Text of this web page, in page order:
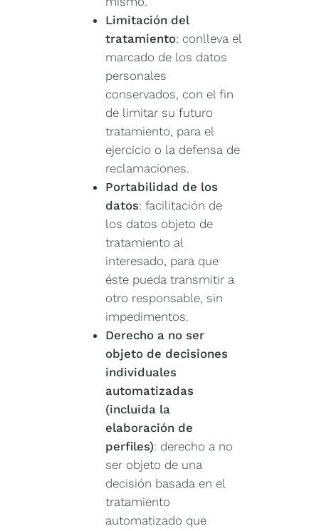
Limitación del
tratamiento: conlleva el
marcado de los datos
personales
conservados, con el fin
de limitar su futuro
tratamiento, para el
ejercicio o la defensa de
reclamaciones.
Portabilidad de los
datos: facilitación de
los datos objeto de
tratamiento al
interesado, para que
éste pueda transmitir a
otro responsable, sin
impedimentos.
Derecho a no ser
objeto de decisiones
individuales
automatizadas
(incluida la
elaboración de
perfiles): derecho a no
ser objeto de una
decisión basada en el
tratamiento
automatizado que